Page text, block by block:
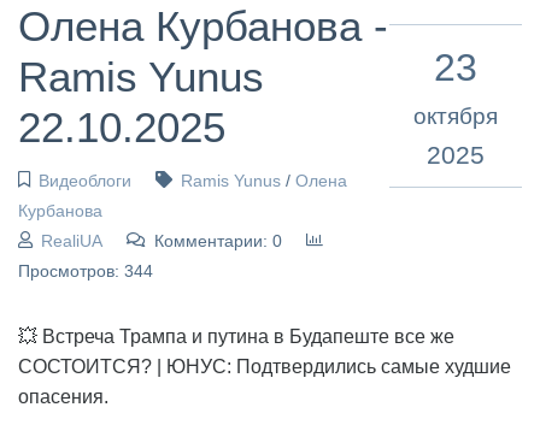
Олена Курбанова -
Ramis Yunus
22.10.2025
Видеоблоги Ramis Yunus/ Олена
Курбанова
RealiUA
Комментарии: 0
Просмотров: 344
23
октября
2025
💥 Встреча Трампа и путина в Будапеште все же
СОСТОИТСЯ? | ЮНУС: Подтвердились самые худшие
опасения.